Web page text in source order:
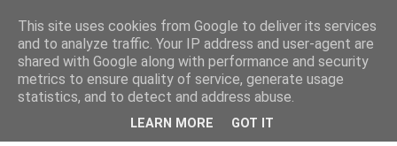
This site uses cookies from Google to deliver its services
and to analyze traffic. Your IP address and user-agent are
shared with Google along with performance and security
metrics to ensure quality of service, generate usage
statistics, and to detect and address abuse.
LEARN MORE GOT IT